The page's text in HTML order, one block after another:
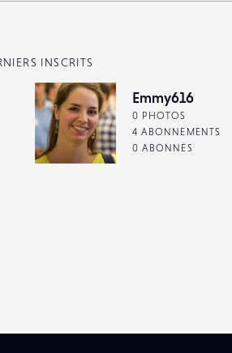
INSCRITS
Emmy616
0 PHOTOS
4 ABONNEMENTS
0 ABONNÉS